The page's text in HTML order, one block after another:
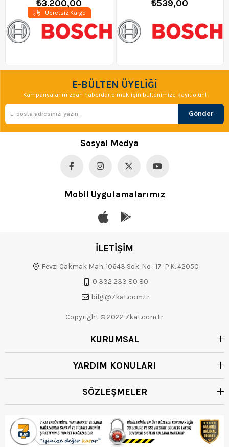
₺3.200,00
Ücretsiz Kargo
₺539,00
E-BÜLTEN ÜYELİĞİ
Kampanyalarımızdan haberdar olmak için bültenimize kayıt olun!
Gönder
Sosyal Medya
Mobil Uygulamalarımız
İLETİŞİM
Fevzi Çakmak Mah. 10643 Sok. No : 17 P.K. 42050
0 332 233 80 80
bilgi@7kat.com.tr
Copyright © 2022 7kat.com.tr
KURUMSAL
YARDIM KONULARI
SÖZLEŞMELER